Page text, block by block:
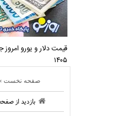
۱۴۰۵
صفحه نخست
بازدید از